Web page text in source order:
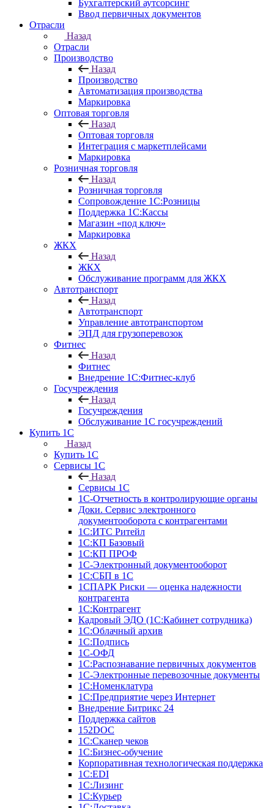
Бухгалтерский аутсорсинг
Ввод первичных документов
Отрасли
Назад
Отрасли
Производство
Назад
Производство
Автоматизация производства
Маркировка
Оптовая торговля
Назад
Оптовая торговля
Интеграция с маркетплейсами
Маркировка
Розничная торговля
Назад
Розничная торговля
Сопровождение 1С:Розницы
Поддержка 1С:Кассы
Магазин «под ключ»
Маркировка
ЖКХ
Назад
ЖКХ
Обслуживание программ для ЖКХ
Автотранспорт
Назад
Автотранспорт
Управление автотранспортом
ЭПД для грузоперевозок
Фитнес
Назад
Фитнес
Внедрение 1С:Фитнес-клуб
Госучреждения
Назад
Госучреждения
Обслуживание 1С госучреждений
Купить 1С
Назад
Купить 1С
Сервисы 1С
Назад
Сервисы 1С
1С-Отчетность в контролирующие органы
Доки. Сервис электронного
документооборота с контрагентами
1С:ИТС Ритейл
1С:КП Базовый
1С:КП ПРОФ
1С-Электронный документооборот
1С:СБП в 1С
1СПАРК Риски — оценка надежности
контрагента
1С:Контрагент
Кадровый ЭДО (1С:Кабинет сотрудника)
1С:Облачный архив
1С:Подпись
1С-ОФД
1С:Распознавание первичных документов
1С-Электронные перевозочные документы
1С:Номенклатура
1С:Предприятие через Интернет
Внедрение Битрикс 24
Поддержка сайтов
152DOC
1С:Сканер чеков
1С:Бизнес-обучение
Корпоративная технологическая поддержка
1С:ЕDI
1С:Лизинг
1С:Курьер